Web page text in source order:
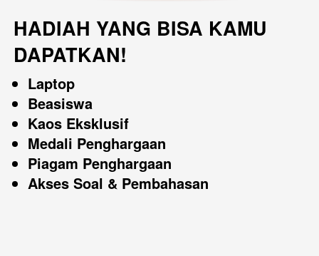
HADIAH YANG BISA KAMU
DAPATKAN!
Laptop
Beasiswa
Kaos Eksklusif
Medali Penghargaan
Piagam Penghargaan
Akses Soal & Pembahasan